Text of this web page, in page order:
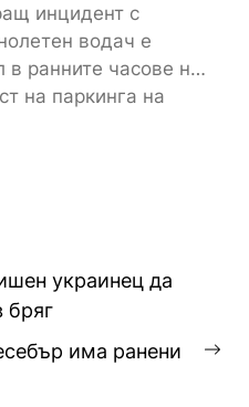
инцидент с
водач е
в ранните часове на
на паркинга на
украинец да
бряг
има ранени